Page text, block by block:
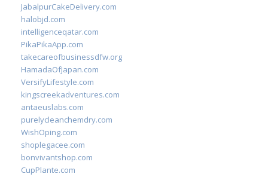
JabalpurCakeDelivery.com
halobjd.com
intelligenceqatar.com
PikaPikaApp.com
takecareofbusinessdfw.org
HamadaOfJapan.com
VersifyLifestyle.com
kingscreekadventures.com
antaeuslabs.com
purelycleanchemdry.com
WishOping.com
shoplegacee.com
bonvivantshop.com
CupPlante.com